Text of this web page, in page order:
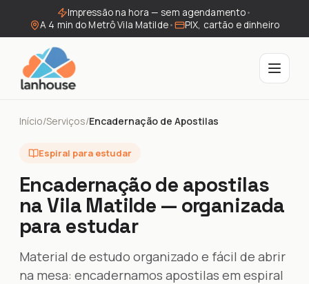
Impressão na hora — sem agendamento•
A 4 min do Metrô Vila Matilde• PIX, cartão e dinheiro
Início/Serviços/Encadernação de Apostilas
Espiral para estudar
Encadernação de apostilas
na Vila Matilde — organizada
para estudar
Material de estudo organizado e fácil de abrir
na mesa: encadernamos apostilas em espiral